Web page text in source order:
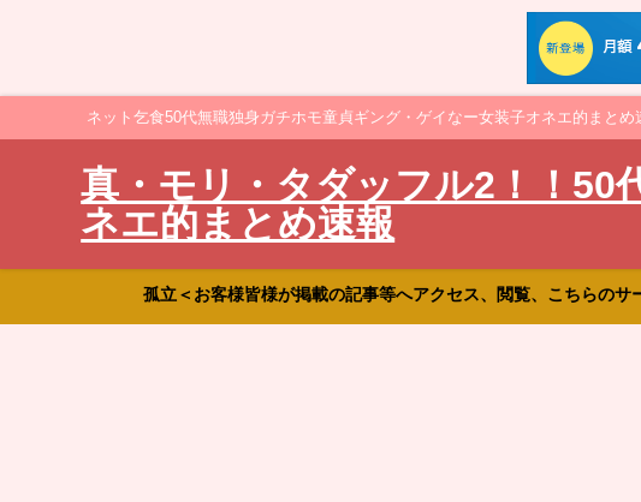
ネット乞食50代無職独身ガチホモ童貞ギング・ゲイなー女装子オネエ的まと
真・モリ・タダッフル2！！50
ネエ的まとめ速報
孤立＜お客様皆様が掲載の記事等へアクセス、閲覧、こちらの